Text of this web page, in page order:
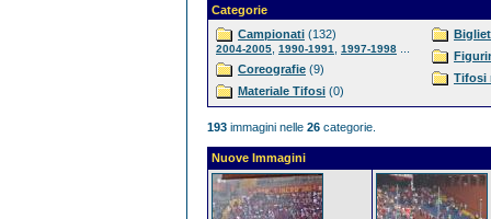
Categorie
Campionati (132)
2004-2005 1990-1991 1997-1998
Coreografie (9)
Materiale Tifosi (0)
Tifosi
193 immagini nelle 26 categorie.
Nuove Immagini